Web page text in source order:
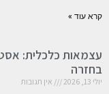
קרא עוד »
עצמאות כלכלית:
בחזרה
יולי 13, 2026 אין תגובות